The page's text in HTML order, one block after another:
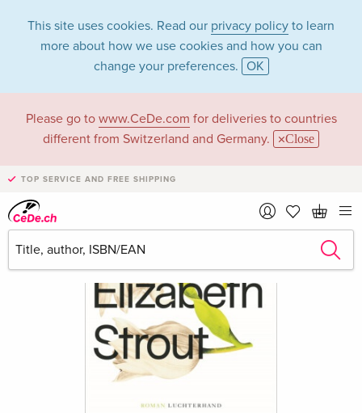
This site uses cookies. Read our privacy policy to learn
more about how we use cookies and how you can
change your preferences. OK
Please go to www.CeDe.com for deliveries to countries
different from Switzerland and Germany.
Close
TOP SERVICE AND FREE SHIPPING